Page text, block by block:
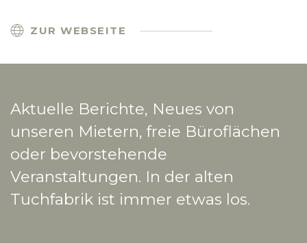
ZUR WEBSEITE
Aktuelle Berichte, Neues von
unseren Mietern, freie Büroflächen
oder bevorstehende
Veranstaltungen. In der alten
Tuchfabrik ist immer etwas los.